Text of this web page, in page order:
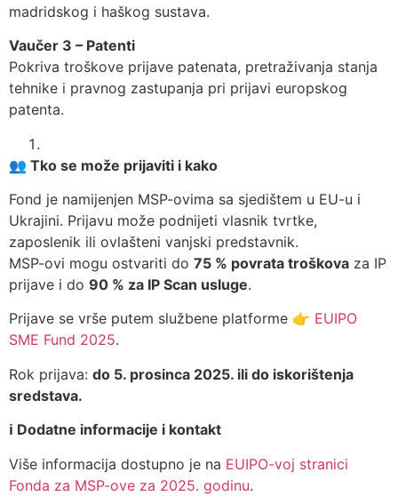
madridskog i haškog sustava.
Vaučer 3 – Patenti
Pokriva troškove prijave patenata, pretraživanja stanja
tehnike i pravnog zastupanja pri prijavi europskog
patenta.
👥 Tko se može prijaviti i kako
Fond je namijenjen MSP-ovima sa sjedištem u EU-u i
Ukrajini. Prijavu može podnijeti vlasnik tvrtke,
zaposlenik ili ovlašteni vanjski predstavnik.
MSP-ovi mogu ostvariti do 75 % povrata troškova za IP
prijave i do 90 % za IP Scan usluge.
Prijave se vrše putem službene platforme 👉 EUIPO
SME Fund 2025.
Rok prijava: do 5. prosinca 2025. ili do iskorištenja
sredstava.
ℹ️ Dodatne informacije i kontakt
Više informacija dostupno je na EUIPO-voj stranici
Fonda za MSP-ove za 2025. godinu.